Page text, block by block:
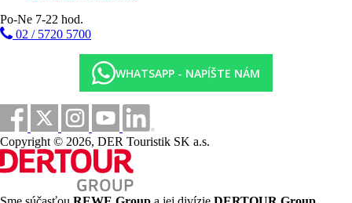
Po-Ne 7-22 hod.
02 / 5720 5700
WHATSAPP - NAPÍŠTE NÁM
Copyright © 2026, DER Touristik SK a.s.